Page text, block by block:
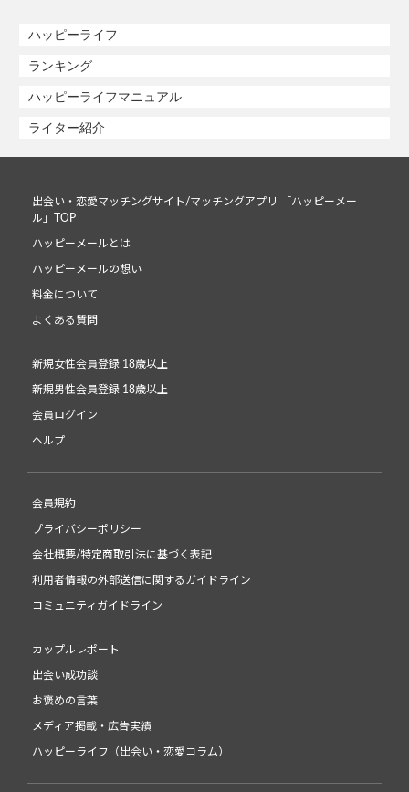
ハッピーライフ
ランキング
ハッピーライフマニュアル
ライター紹介
出会い・恋愛マッチングサイト/マッチングアプリ 「ハッピーメー
ル」TOP
ハッピーメールとは
ハッピーメールの想い
料金について
よくある質問
新規女性会員登録 18歳以上
新規男性会員登録 18歳以上
会員ログイン
ヘルプ
会員規約
プライバシーポリシー
会社概要/特定商取引法に基づく表記
利用者情報の外部送信に関するガイドライン
コミュニティガイドライン
カップルレポート
出会い成功談
お褒めの言葉
メディア掲載・広告実績
ハッピーライフ（出会い・恋愛コラム）